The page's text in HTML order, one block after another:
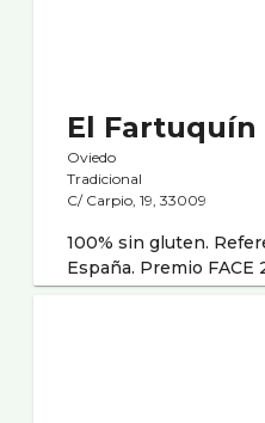
El Fartuquí­n
Oviedo
Tradicional
C/ Carpio, 19, 33009
100% sin gluten.
España. Premio FACE